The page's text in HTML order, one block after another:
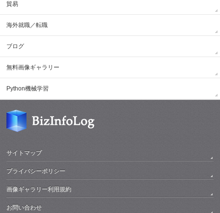
貿易
海外就職／転職
ブログ
無料画像ギャラリー
Python機械学習
サイトマップ
プライバシーポリシー
画像ギャラリー利用規約
お問い合わせ